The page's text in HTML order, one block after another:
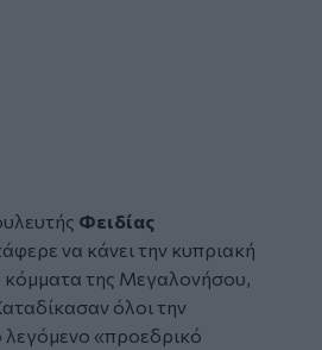
Φειδίας
να κάνει την κυπριακή
κόμματα της Μεγαλονήσου,
όλοι την
λεγόμενο «προεδρικό